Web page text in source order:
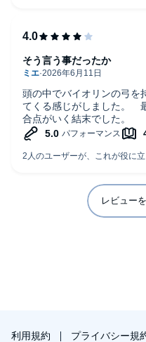
中山七里先生は、幅が広い
続編も読みます。
頭の中でバイオリンの弓を
てくる感じがしました。
合点がいく結末でした。
そう言う事だったか
レビュー
利用規約 プライバシー規